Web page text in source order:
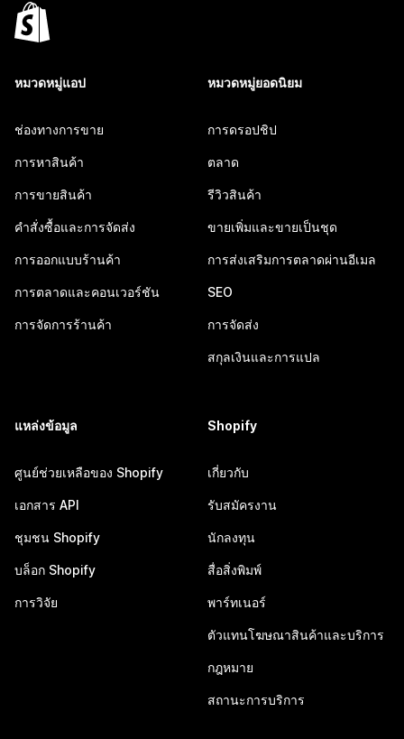
หมวดหมู่แอป
ช่องทางการขาย
การหาสินค้า
การขายสินค้า
คำสั่งซื้อและการจัดส่ง
การออกแบบร้านค้า
การตลาดและคอนเวอร์ชัน
การจัดการร้านค้า
หมวดหมู่ยอดนิยม
การดรอปชิป
ตลาด
รีวิวสินค้า
ขายเพิ่มและขายเป็นชุด
การส่งเสริมการตลาดผ่านอีเมล
SEO
การจัดส่ง
สกุลเงินและการแปล
แหล่งข้อมูล
ศูนย์ช่วยเหลือของ Shopify
เอกสาร API
ชุมชน Shopify
บล็อก Shopify
การวิจัย
Shopify
เกี่ยวกับ
รับสมัครงาน
นักลงทุน
สื่อสิ่งพิมพ์
พาร์ทเนอร์
ตัวแทนโฆษณาสินค้าและบริการ
กฎหมาย
สถานะการบริการ